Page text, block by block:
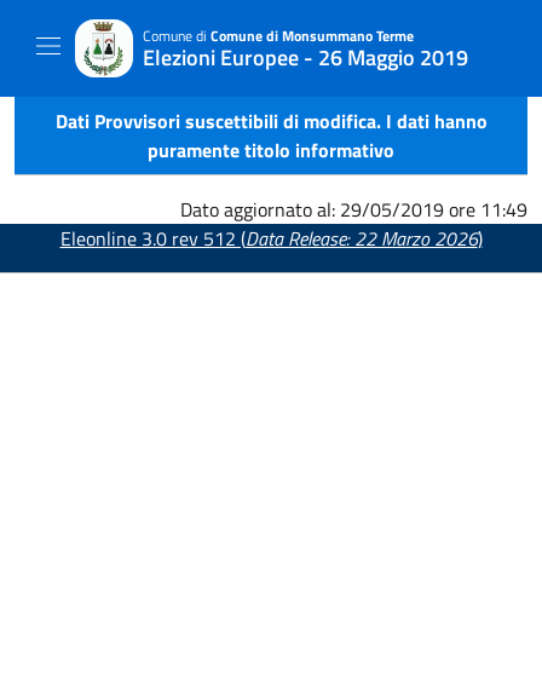
Comune di Comune di Monsummano Terme
Elezioni Europee - 26 Maggio 2019
Dati Provvisori suscettibili di modifica. I dati hanno
puramente titolo informativo
Dato aggiornato al: 29/05/2019 ore 11:49
Eleonline 3.0 rev 512 (Data Release: 22 Marzo 2026)